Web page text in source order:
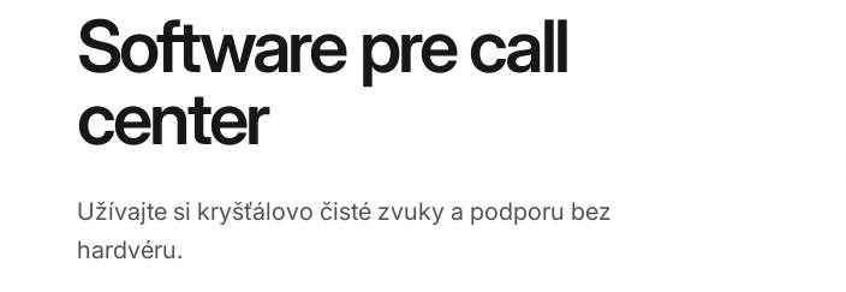
Software pre call
center
Užívajte si kryšťálovo čisté zvuky a podporu bez
hardvéru.